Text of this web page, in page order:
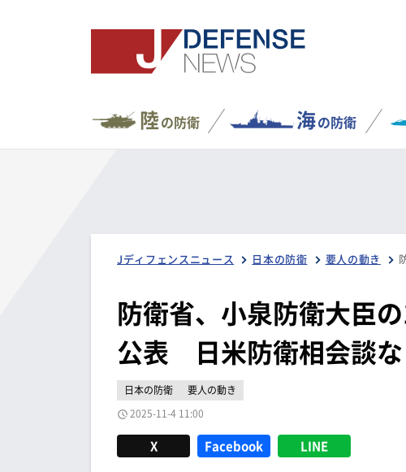
陸の防衛 海の防衛
Jディフェンスニュース 日本の防衛 要人の動き
防衛省、小泉防衛大臣
公表 日米防衛相会談な
日本の防衛
要人の動き
2025-11-4 11:00
X Facebook LINE